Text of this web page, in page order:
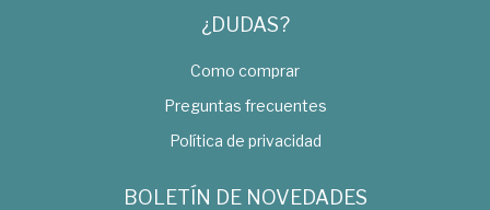
¿DUDAS?
Como comprar
Preguntas frecuentes
Política de privacidad
BOLETÍN DE NOVEDADES